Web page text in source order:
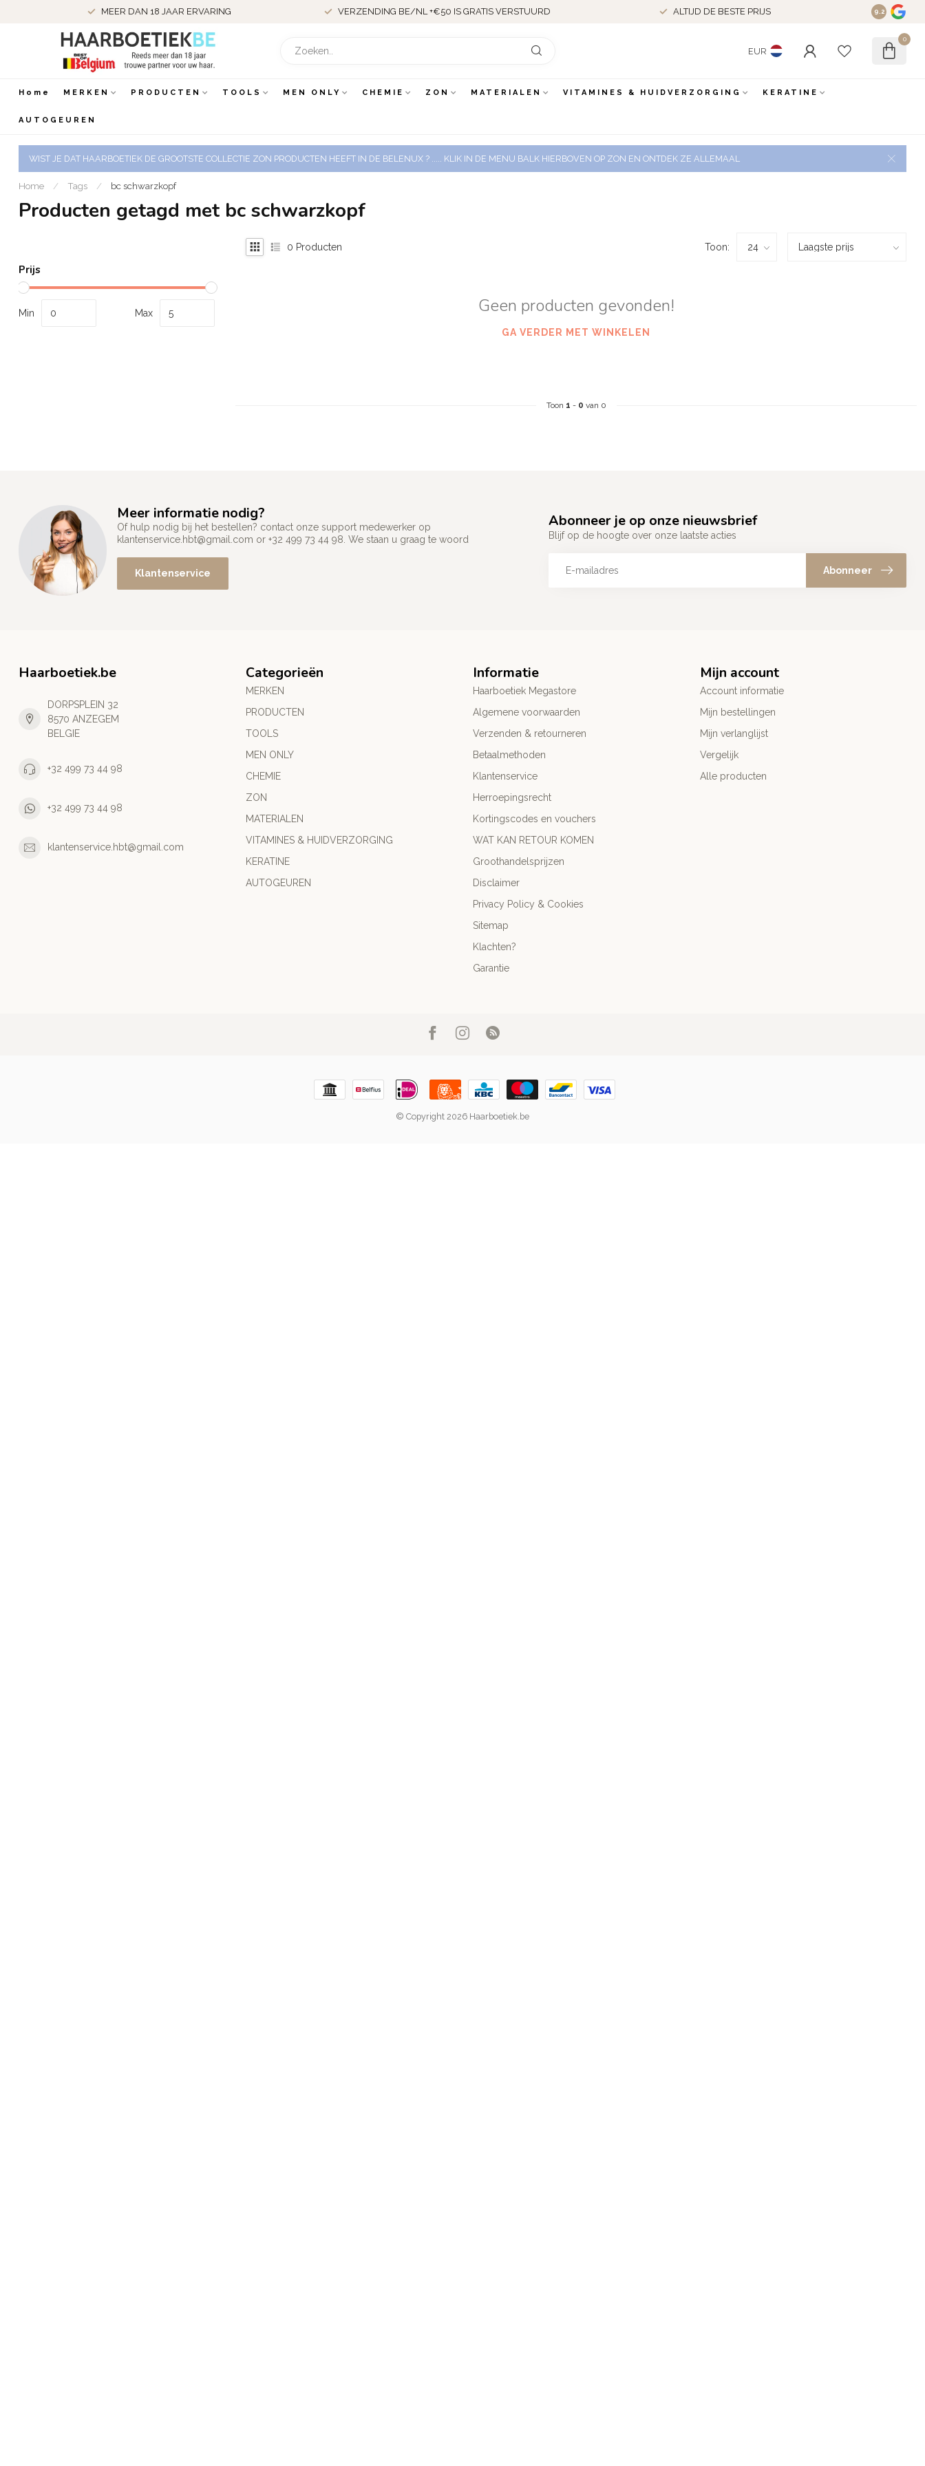
MEER DAN 18 JAAR ERVARING VERZENDING BE/NL +€50 IS GRATIS VERSTUURD ALTIJD DE BESTE PRIJS 9.2
EUR
0
Home MERKEN PRODUCTEN TOOLS MEN ONLY CHEMIE ZON MATERIALEN VITAMINES & HUIDVERZORGING KERATINE
AUTOGEUREN
WIST JE DAT HAARBOETIEK DE GROOTSTE COLLECTIE ZON PRODUCTEN HEEFT IN DE BELENUX ? ..... KLIK IN DE MENU BALK HIERBOVEN OP ZON EN ONTDEK ZE ALLEMAAL
Home / Tags / bc schwarzkopf
Producten getagd met bc schwarzkopf
Prijs
Min Max
0 Producten Toon:
Geen producten gevonden!
GA VERDER MET WINKELEN
Toon 1 - 0 van 0
Meer informatie nodig?
Of hulp nodig bij het bestellen? contact onze support medewerker op
klantenservice.hbt@gmail.com or +32 499 73 44 98. We staan u graag te woord
Klantenservice
Abonneer je op onze nieuwsbrief
Blijf op de hoogte over onze laatste acties
Abonneer
Haarboetiek.be
DORPSPLEIN 32
8570 ANZEGEM
BELGIE
+32 499 73 44 98
+32 499 73 44 98
klantenservice.hbt@gmail.com
Categorieën
MERKEN
PRODUCTEN
TOOLS
MEN ONLY
CHEMIE
ZON
MATERIALEN
VITAMINES & HUIDVERZORGING
KERATINE
AUTOGEUREN
Informatie
Haarboetiek Megastore
Algemene voorwaarden
Verzenden & retourneren
Betaalmethoden
Klantenservice
Herroepingsrecht
Kortingscodes en vouchers
WAT KAN RETOUR KOMEN
Groothandelsprijzen
Disclaimer
Privacy Policy & Cookies
Sitemap
Klachten?
Garantie
Mijn account
Account informatie
Mijn bestellingen
Mijn verlanglijst
Vergelijk
Alle producten
© Copyright 2026 Haarboetiek.be